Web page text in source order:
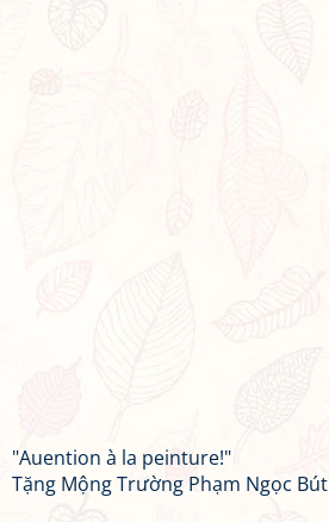
"Auention à la peinture!"
Tặng Mộng Trường Phạm Ngọc Bút